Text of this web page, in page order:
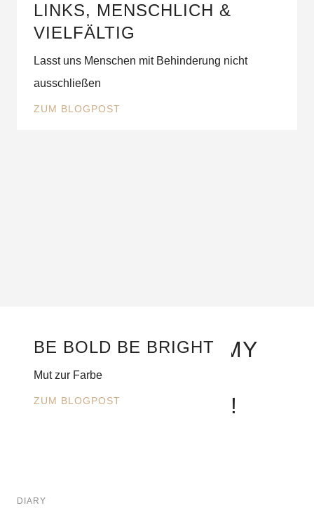
LINKS, MENSCHLICH &
VIELFÄLTIG
Lasst uns Menschen mit Behinderung nicht
ausschließen
ZUM BLOGPOST
BE BOLD BE BRIGHT
Mut zur Farbe
ZUM BLOGPOST
WELCOME TO MY
PERSONAL
TELENOVELA!
DIARY